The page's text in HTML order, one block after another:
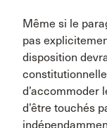
Même si le
pas
disposition
d’accommoder
d’être touchés